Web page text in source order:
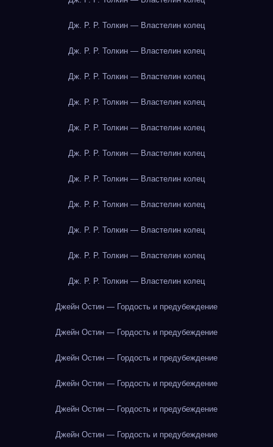
Дж. Р. Р. Толкин — Властелин колец
Дж. Р. Р. Толкин — Властелин колец
Дж. Р. Р. Толкин — Властелин колец
Дж. Р. Р. Толкин — Властелин колец
Дж. Р. Р. Толкин — Властелин колец
Дж. Р. Р. Толкин — Властелин колец
Дж. Р. Р. Толкин — Властелин колец
Дж. Р. Р. Толкин — Властелин колец
Дж. Р. Р. Толкин — Властелин колец
Дж. Р. Р. Толкин — Властелин колец
Дж. Р. Р. Толкин — Властелин колец
Джейн Остин — Гордость и предубеждение
Джейн Остин — Гордость и предубеждение
Джейн Остин — Гордость и предубеждение
Джейн Остин — Гордость и предубеждение
Джейн Остин — Гордость и предубеждение
Джейн Остин — Гордость и предубеждение